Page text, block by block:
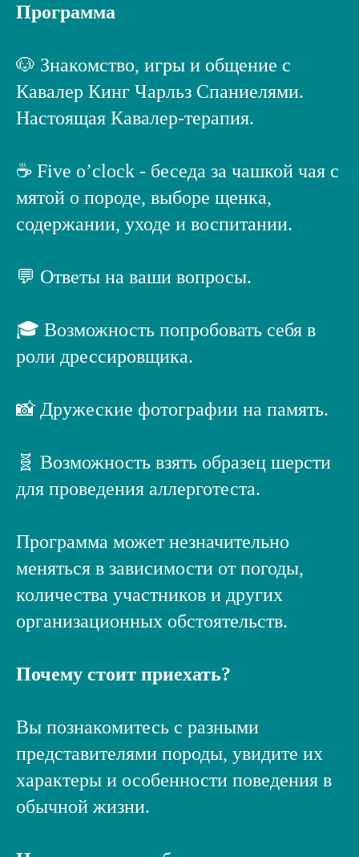
Программа
🐶 Знакомство, игры и общение с
Кавалер Кинг Чарльз Спаниелями.
Настоящая Кавалер-терапия.
☕ Five o’clock - беседа за чашкой чая с
мятой о породе, выборе щенка,
содержании, уходе и воспитании.
💬 Ответы на ваши вопросы.
🎓 Возможность попробовать себя в
роли дрессировщика.
📸 Дружеские фотографии на память.
🧬 Возможность взять образец шерсти
для проведения аллерготеста.
Программа может незначительно
меняться в зависимости от погоды,
количества участников и других
организационных обстоятельств.
Почему стоит приехать?
Вы познакомитесь с разными
представителями породы, увидите их
характеры и особенности поведения в
обычной жизни.